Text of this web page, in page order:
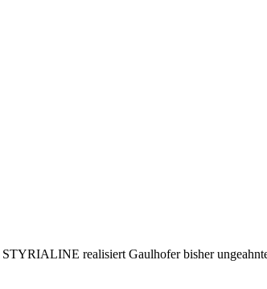
realisiert Gaulhofer bisher